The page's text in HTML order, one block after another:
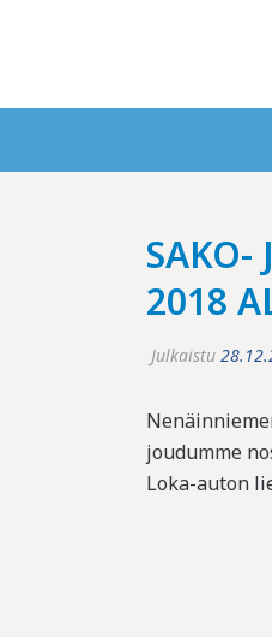
SAKO-
2018
Julkaistu
joudumme
Loka-auton